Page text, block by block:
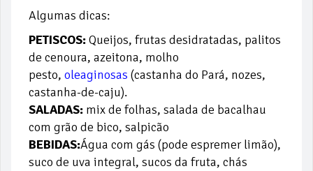
Algumas dicas:
PETISCOS:Queijos, frutas desidratadas, palitos
de cenoura, azeitona, molho
pesto, oleaginosas (castanha do Pará, nozes,
castanha-de-caju).
SALADAS: mix de folhas, salada de bacalhau
com grão de bico, salpicão
BEBIDAS:Água com gás (pode espremer limão),
suco de uva integral, sucos da fruta, chás